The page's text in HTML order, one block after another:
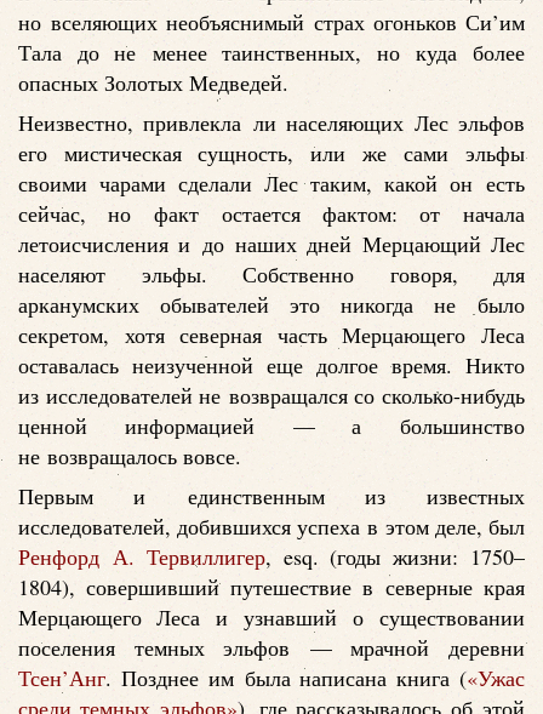
но вселяющих необъяснимый страх огоньков Си’им
Тала до не менее таинственных, но куда более
опасных Золотых Медведей.
Неизвестно, привлекла ли населяющих Лес эльфов
его мистическая сущность, или же сами эльфы
своими чарами сделали Лес таким, какой он есть
сейчас, но факт остается фактом: от начала
летоисчисления и до наших дней Мерцающий Лес
населяют эльфы. Собственно говоря, для
арканумских обывателей это никогда не было
секретом, хотя северная часть Мерцающего Леса
оставалась неизученной еще долгое время. Никто
из исследователей не возвращался со сколько-нибудь
ценной информацией — а большинство
не возвращалось вовсе.
Первым и единственным из известных
исследователей, добившихся успеха в этом деле, был
Ренфорд А. Тервиллигер, esq. (годы жизни: 1750–
1804), совершивший путешествие в северные края
Мерцающего Леса и узнавший о существовании
поселения темных эльфов — мрачной деревни
Тсен’Анг. Позднее им была написана книга («Ужас
среди темных эльфов»), где рассказывалось об этой